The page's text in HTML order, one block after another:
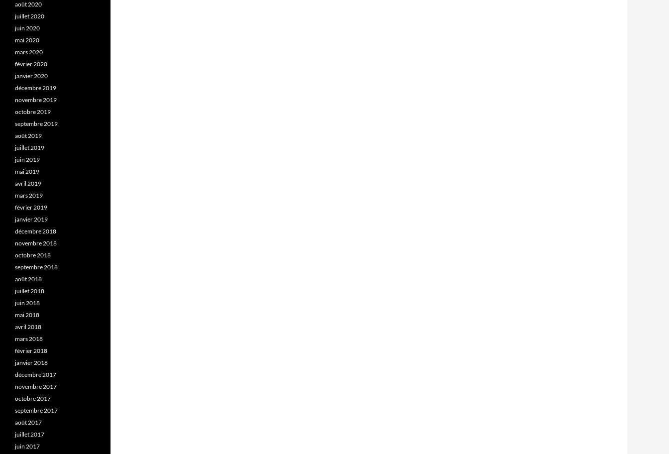
août 2020
juillet 2020
juin 2020
mai 2020
mars 2020
février 2020
janvier 2020
décembre 2019
novembre 2019
octobre 2019
septembre 2019
août 2019
juillet 2019
juin 2019
mai 2019
avril 2019
mars 2019
février 2019
janvier 2019
décembre 2018
novembre 2018
octobre 2018
septembre 2018
août 2018
juillet 2018
juin 2018
mai 2018
avril 2018
mars 2018
février 2018
janvier 2018
décembre 2017
novembre 2017
octobre 2017
septembre 2017
août 2017
juillet 2017
juin 2017